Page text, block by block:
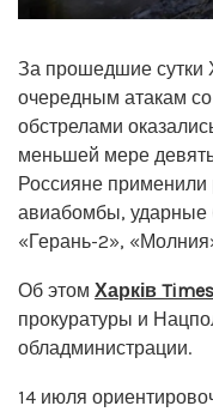
За прошедшие сутки
очередным атакам
обстрелами
меньшей мере
Россияне
авиабомбы, ударные
«Герань-2»,
Об этом Харків Times
прокуратуры и
обладминистрации.
14 июля